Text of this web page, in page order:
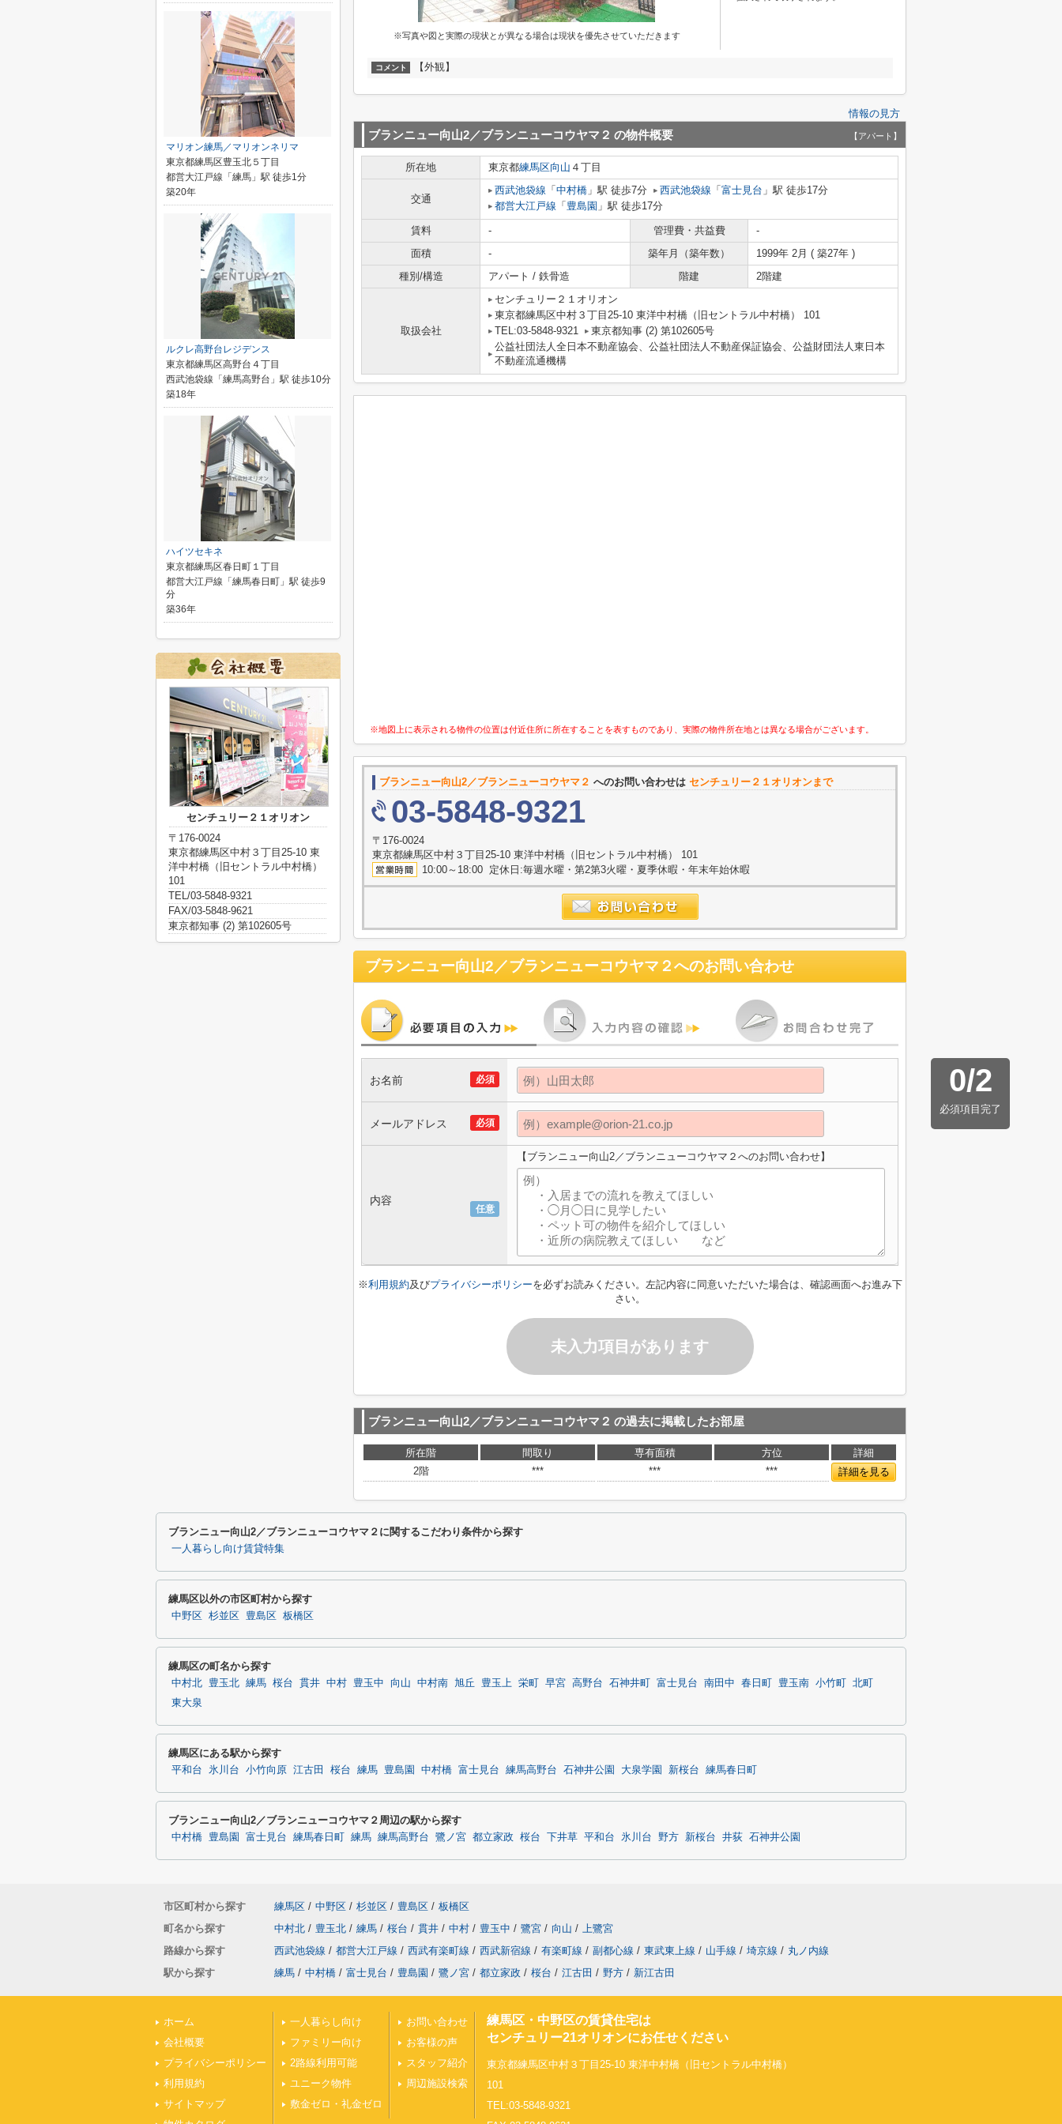
※写真や図と実際の現状とが異なる場合は現状を優先させていただきます
コメント 【外観】
情報の見方
ブランニュー向山2／ブランニューコウヤマ２ の物件概要 【アパート】
所在地 東京都練馬区向山 ４丁目
交通
西武池袋線 「 中村橋 」駅 徒歩7分 西武池袋線 「 富士見台 」駅 徒歩17分
都営大江戸線 「 豊島園 」駅 徒歩17分
賃料 - 管理費・共益費
-
面積
- 築年月（築年数）
1999年 2月 ( 築27年 )
種別/構造
アパート / 鉄骨造 階建 2階建
取扱会社
センチュリー２１オリオン
東京都練馬区中村３丁目25-10 東洋中村橋（旧セントラル中村橋） 101
TEL:03-5848-9321
東京都知事 (2) 第102605号
公益社団法人全日本不動産協会、公益社団法人不動産保証協会、公益財団法人東日本
不動産流通機構
※地図上に表示される物件の位置は付近住所に所在することを表すものであり、実際の物件所在地とは異なる場合がございます。
ブランニュー向山2／ブランニューコウヤマ２ へのお問い合わせは センチュリー２１オリオンまで
03-5848-9321
〒176-0024
東京都練馬区中村３丁目25-10 東洋中村橋（旧セントラル中村橋） 101
10:00～18:00 定休日:毎週水曜・第2第3火曜・夏季休暇・年末年始休暇
ブランニュー向山2／ブランニューコウヤマ２へのお問い合わせ
0/2
必須項目完了
必須
お名前
必須
メールアドレス
任意
内容
【ブランニュー向山2／ブランニューコウヤマ２へのお問い合わせ】
※利用規約及びプライバシーポリシーを必ずお読みください。左記内容に同意いただいた場合は、確認画面へお進み下
さい。
未入力項目があります
ブランニュー向山2／ブランニューコウヤマ２ の過去に掲載したお部屋
所在階 間取り 専有面積 方位
詳細
2階
*** *** *** 詳細を見る
マリオン練馬／マリオンネリマ
東京都練馬区豊玉北５丁目
都営大江戸線「練馬」駅 徒歩1分
築20年
ルクレ高野台レジデンス
東京都練馬区高野台４丁目
西武池袋線「練馬高野台」駅 徒歩10分
築18年
ハイツセキネ
東京都練馬区春日町１丁目
都営大江戸線「練馬春日町」駅 徒歩9
分
築36年
センチュリー２１オリオン
〒176-0024
東京都練馬区中村３丁目25-10 東
洋中村橋（旧セントラル中村橋）
101
TEL/03-5848-9321
FAX/03-5848-9621
東京都知事 (2) 第102605号
ブランニュー向山2／ブランニューコウヤマ２に関するこだわり条件から探す
一人暮らし向け賃貸特集
練馬区以外の市区町村から探す
中野区 杉並区 豊島区 板橋区
練馬区の町名から探す
中村北 豊玉北 練馬 桜台 貫井 中村 豊玉中 向山 中村南 旭丘 豊玉上 栄町 早宮 高野台 石神井町 富士見台 南田中 春日町 豊玉南 小竹町
北町
東大泉
練馬区にある駅から探す
平和台 氷川台 小竹向原 江古田 桜台 練馬 豊島園 中村橋 富士見台 練馬高野台 石神井公園 大泉学園 新桜台 練馬春日町
ブランニュー向山2／ブランニューコウヤマ２周辺の駅から探す
中村橋 豊島園 富士見台 練馬春日町 練馬 練馬高野台 鷺ノ宮 都立家政 桜台 下井草 平和台 氷川台 野方 新桜台 井荻 石神井公園
市区町村から探す 練馬区 / 中野区 / 杉並区 / 豊島区 / 板橋区
町名から探す
中村北 / 豊玉北 / 練馬 / 桜台 / 貫井 / 中村 / 豊玉中 / 鷺宮 / 向山 / 上鷺宮
路線から探す
西武池袋線 / 都営大江戸線 / 西武有楽町線 / 西武新宿線 / 有楽町線 / 副都心線 / 東武東上線 / 山手線 / 埼京線 / 丸ノ内線
駅から探す
練馬 / 中村橋 / 富士見台 / 豊島園 / 鷺ノ宮 / 都立家政 / 桜台 / 江古田 / 野方 / 新江古田
ホーム
会社概要
プライバシーポリシー
利用規約
サイトマップ
一人暮らし向け
ファミリー向け
2路線利用可能
ユニーク物件
敷金ゼロ・礼金ゼロ
お問い合わせ
お客様の声
スタッフ紹介
周辺施設検索
練馬区・中野区の賃貸住宅は
センチュリー21オリオンにお任せください
東京都練馬区中村３丁目25-10 東洋中村橋（旧セントラル中村橋）
101
TEL:03-5848-9321